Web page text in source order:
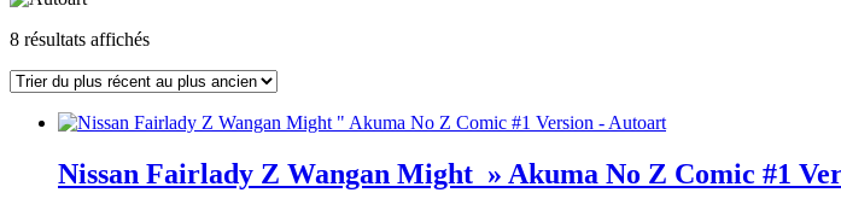
8 résultats affichésTrié
plus
au
ancien
Nissan Fairlady Z Wangan Might » Akuma No Z Comic #1